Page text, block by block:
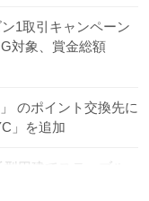
1取引キャンペーン
対象、賞金総額
」 のポイント交換先に
」を追加
型円建てステーブル